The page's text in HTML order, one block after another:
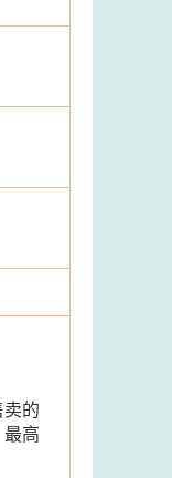
的
高